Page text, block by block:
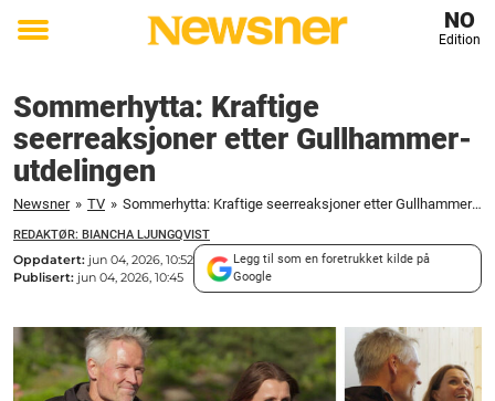
Toggle
NO
Edition
Sommerhytta: Kraftige
seerreaksjoner etter Gullhammer-
utdelingen
Newsner » TV » Sommerhytta: Kraftige seerreaksjoner etter Gullhammer-utdelingen
REDAKTØR: BIANCHA LJUNGQVIST
Oppdatert: jun 04, 2026, 10:52
Publisert: jun 04, 2026, 10:45
Legg til som en foretrukket kilde på
Google